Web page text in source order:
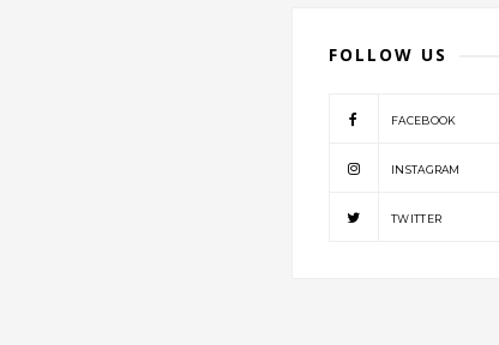
FOLLOW US
FACEBOOK
INSTAGRAM
TWITTER